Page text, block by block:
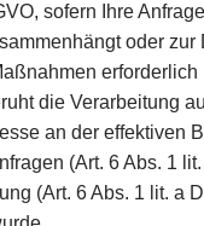
sofern Ihre
oder zur
erforderlich
die Verarbeitung
an der effektiven
(Art. 6 Abs. 1
(Art. 6 Abs. 1 lit. a